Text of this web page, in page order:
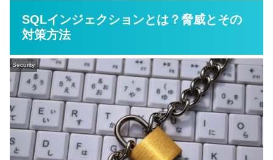
SQLインジェクションとは？脅威とその
対策方法
Security